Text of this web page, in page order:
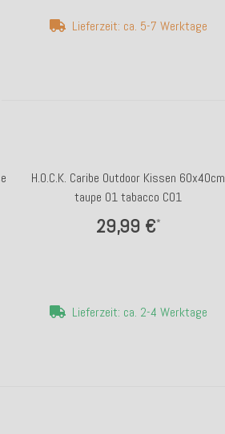
Lieferzeit: ca. 5-7 Werktage
H.O.C.K. Caribe Outdoor Kissen 60x40cm
taupe 01 tabacco C01
29,99 €*
Lieferzeit: ca. 2-4 Werktage